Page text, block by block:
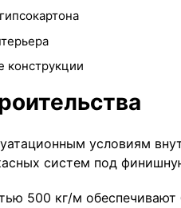
конструкции
условиям
систем под
500 кг/м